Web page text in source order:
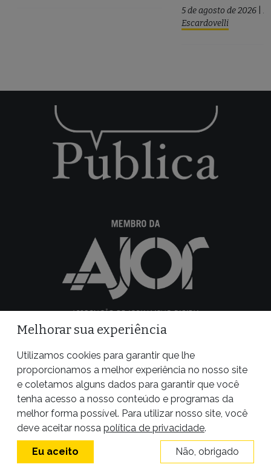
5 de agosto de 2026
Escardovelli
SOBRE A PÚBLICA
QUEM SOMOS
TRANSPARÊNCIA
CONTATO
DENUNCIE E SEJA UMA
FONTE
ESPECIAIS
COP30: A CRISE DO CLIMA
EM FOCO
A MÃO INVISÍVEL DAS BIG
TECHS
O JULGAMENTO DE JAIR
BOLSONARO
Melhorar sua experiência
Utilizamos cookies para garantir que lhe
proporcionamos a melhor experiência no nosso site
e coletamos alguns dados para garantir que você
tenha acesso a nosso conteúdo e programas da
melhor forma possível. Para utilizar nosso site, você
deve aceitar nossa política de privacidade.
Eu aceito Não, obrigado